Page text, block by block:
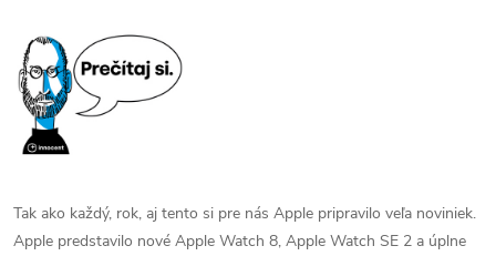
Tak ako každý, rok, aj tento si pre nás Apple pripravilo veľa noviniek.
Apple predstavilo nové Apple Watch 8, Apple Watch SE 2 a úplne